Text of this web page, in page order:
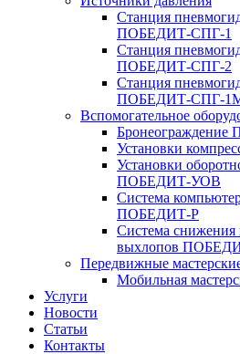
Станция
ПОБЕДИТ‑СПГ‑1
Станция
ПОБЕДИТ‑СПГ‑2
Станция
Вспомогательное
Установки
Установки
ПОБЕДИТ‑УОВ
Система
ПОБЕДИТ-Р
Система
выхлопов
Передвижные
Мобильная
Услуги
Новости
Статьи
Контакты